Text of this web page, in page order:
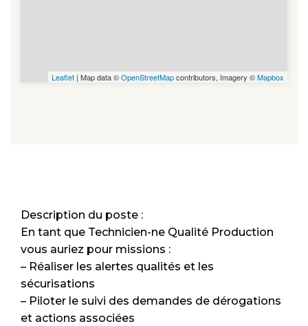
Leaflet | Map data ©OpenStreetMapcontributors, Imagery ©Mapbox
Description du poste :
En tant que Technicien-ne Qualité Production
vous auriez pour missions :
– Réaliser les alertes qualités et les
sécurisations
– Piloter le suivi des demandes de dérogations
et actions associées